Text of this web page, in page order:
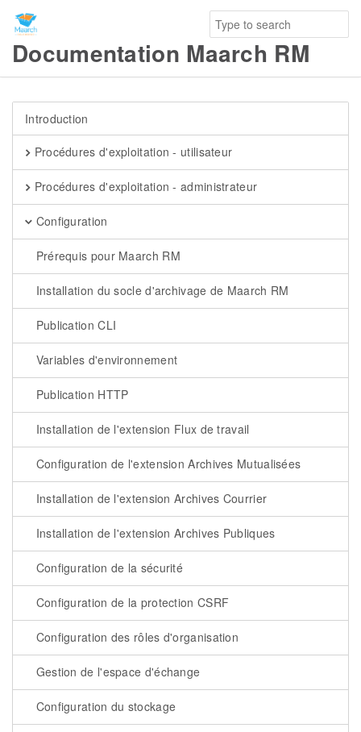
Documentation Maarch RM
Introduction
Procédures d'exploitation - utilisateur
Procédures d'exploitation - administrateur
Configuration
Prérequis pour Maarch RM
Installation du socle d'archivage de Maarch RM
Publication CLI
Variables d'environnement
Publication HTTP
Installation de l'extension Flux de travail
Configuration de l'extension Archives Mutualisées
Installation de l'extension Archives Courrier
Installation de l'extension Archives Publiques
Configuration de la sécurité
Configuration de la protection CSRF
Configuration des rôles d'organisation
Gestion de l'espace d'échange
Configuration du stockage